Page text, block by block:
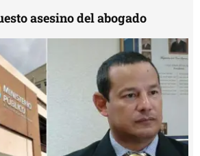
asesino del abogado